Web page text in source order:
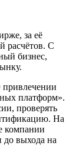
за её
расчётов. С
бизнес,
платформ».
проверять
На
компании
до выхода на